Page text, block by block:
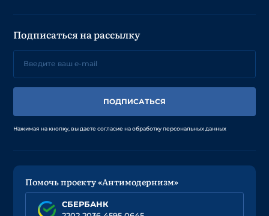
Подписаться на рассылку
ПОДПИСАТЬСЯ
Нажимая на кнопку, вы даете согласие на обработку персональных данных
Помочь проекту «Антимодернизм»
СБЕРБАНК